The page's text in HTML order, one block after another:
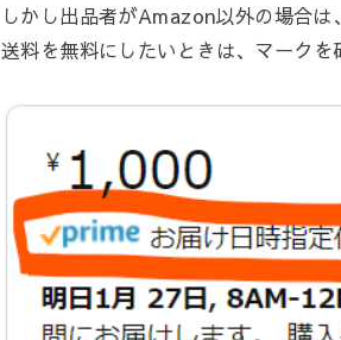
しかし出品者がAmazon以外の場合
送料を無料にしたいときは、マークを